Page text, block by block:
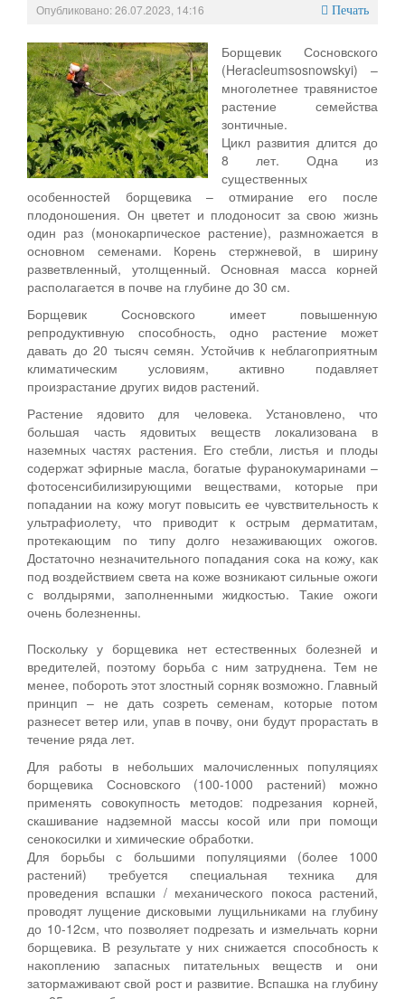
Опубликовано: 26.07.2023, 14:16 Печать
Борщевик Сосновского
(Heracleumsosnowskyi) –
многолетнее травянистое
растение семейства
зонтичные.
Цикл развития длится до
8 лет. Одна из
существенных
особенностей борщевика – отмирание его после
плодоношения. Он цветет и плодоносит за свою жизнь
один раз (монокарпическое растение), размножается в
основном семенами. Корень стержневой, в ширину
разветвленный, утолщенный. Основная масса корней
располагается в почве на глубине до 30 см.
Борщевик Сосновского имеет повышенную
репродуктивную способность, одно растение может
давать до 20 тысяч семян. Устойчив к неблагоприятным
климатическим условиям, активно подавляет
произрастание других видов растений.
Растение ядовито для человека. Установлено, что
большая часть ядовитых веществ локализована в
наземных частях растения. Его стебли, листья и плоды
содержат эфирные масла, богатые фуранокумаринами –
фотосенсибилизирующими веществами, которые при
попадании на кожу могут повысить ее чувствительность к
ультрафиолету, что приводит к острым дерматитам,
протекающим по типу долго незаживающих ожогов.
Достаточно незначительного попадания сока на кожу, как
под воздействием света на коже возникают сильные ожоги
с волдырями, заполненными жидкостью. Такие ожоги
очень болезненны.
Поскольку у борщевика нет естественных болезней и
вредителей, поэтому борьба с ним затруднена. Тем не
менее, побороть этот злостный сорняк возможно. Главный
принцип – не дать созреть семенам, которые потом
разнесет ветер или, упав в почву, они будут прорастать в
течение ряда лет.
Для работы в небольших малочисленных популяциях
борщевика Сосновского (100-1000 растений) можно
применять совокупность методов: подрезания корней,
скашивание надземной массы косой или при помощи
сенокосилки и химические обработки.
Для борьбы с большими популяциями (более 1000
растений) требуется специальная техника для
проведения вспашки / механического покоса растений,
проводят лущение дисковыми лущильниками на глубину
до 10-12см, что позволяет подрезать и измельчать корни
борщевика. В результате у них снижается способность к
накоплению запасных питательных веществ и они
затормаживают свой рост и развитие. Вспашка на глубину